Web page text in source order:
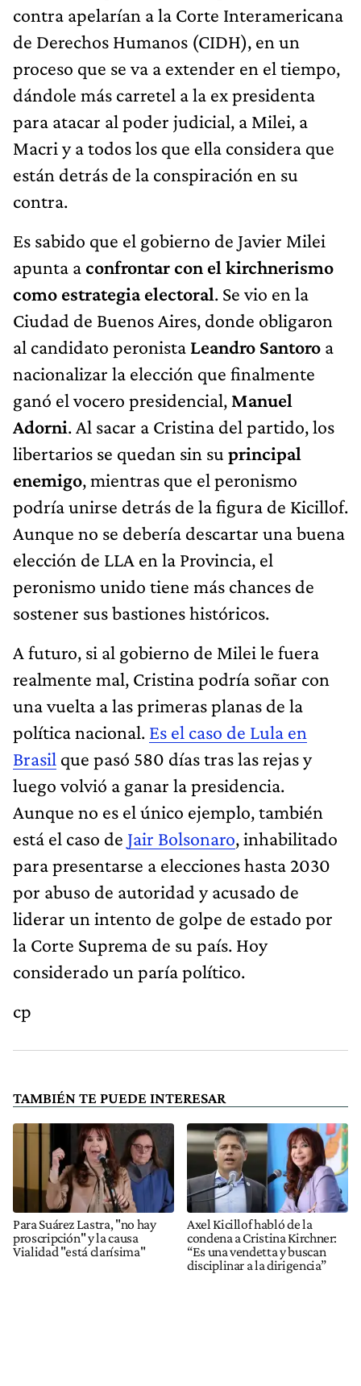
contra apelarían a la Corte Interamericana
de Derechos Humanos (CIDH), en un
proceso que se va a extender en el tiempo,
dándole más carretel a la ex presidenta
para atacar al poder judicial, a Milei, a
Macri y a todos los que ella considera que
están detrás de la conspiración en su
contra.
Es sabido que el gobierno de Javier Milei
apunta aconfrontar con el kirchnerismo
como estrategia electoral. Se vio en la
Ciudad de Buenos Aires, donde obligaron
al candidato peronista Leandro Santoro a
nacionalizar la elección que finalmente
ganó el vocero presidencial, Manuel
Adorni. Al sacar a Cristina del partido, los
libertarios se quedan sin su principal
enemigo, mientras que el peronismo
podría unirse detrás de la figura de Kicillof.
Aunque no se debería descartar una buena
elección de LLA en la Provincia, el
peronismo unido tiene más chances de
sostener sus bastiones históricos.
A futuro, si al gobierno de Milei le fuera
realmente mal, Cristina podría soñar con
una vuelta a las primeras planas de la
política nacional. Es el caso de Lula en
Brasil que pasó 580 días tras las rejas y
luego volvió a ganar la presidencia.
Aunque no es el único ejemplo, también
está el caso de Jair Bolsonaro, inhabilitado
para presentarse a elecciones hasta 2030
por abuso de autoridad y acusado de
liderar un intento de golpe de estado por
la Corte Suprema de su país. Hoy
considerado un paría político.
cp
TAMBIÉN TE PUEDE INTERESAR
Para Suárez Lastra, "no hay
proscripción" y la causa
Vialidad "está clarísima"
Axel Kicillof habló de la
condena a Cristina Kirchner:
“Es una vendetta y buscan
disciplinar a la dirigencia”